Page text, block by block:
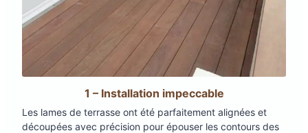
1 – Installation impeccable
Les lames de terrasse ont été parfaitement alignées et
découpées avec précision pour épouser les contours des